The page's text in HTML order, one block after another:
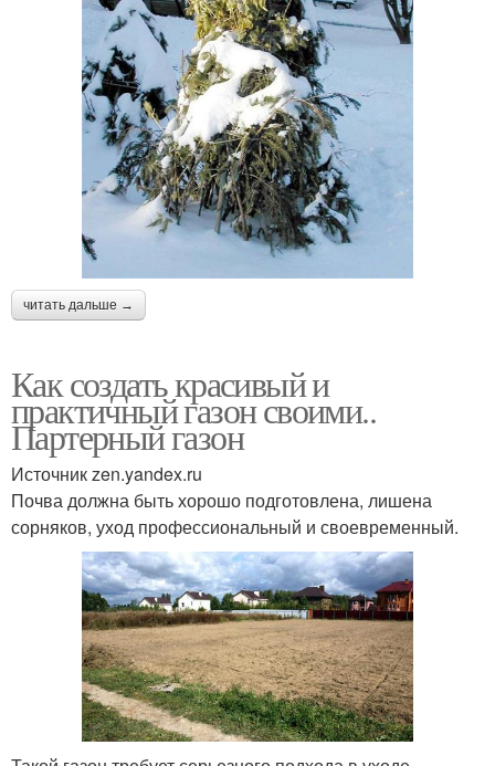
читать дальше →
Как создать красивый и
практичный газон своими..
Партерный газон
Источник zen.yandex.ru
Почва должна быть хорошо подготовлена, лишена
сорняков, уход профессиональный и своевременный.